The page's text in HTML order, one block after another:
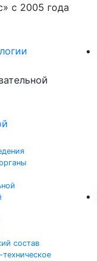
с 2005 года
состав